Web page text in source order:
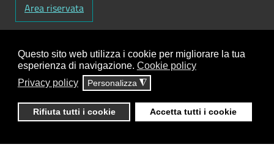
Questo sito web utilizza i cookie per migliorare la tua
esperienza di navigazione. Cookie policy
Privacy policy
Personalizza ◮
Rifiuta tutti i cookie Accetta tutti i cookie
Area riservata
Codice Fiscale: 82000090751-Partita IVA:
01129720759-Codice Fatturazione elettronica:
UFY1HC
contenuti:Antonio Scrimitore